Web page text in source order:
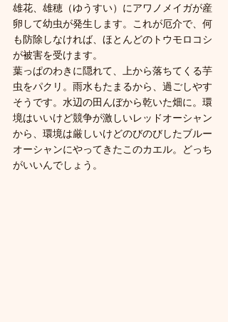
雄花、雄穂（ゆうすい）にアワノメイガが産
卵して幼虫が発生します。これが厄介で、何
も防除しなければ、ほとんどのトウモロコシ
が被害を受けます。
葉っぱのわきに隠れて、上から落ちてくる芋
虫をパクリ。雨水もたまるから、過ごしやす
そうです。水辺の田んぼから乾いた畑に。環
境はいいけど競争が激しいレッドオーシャン
から、環境は厳しいけどのびのびしたブルー
オーシャンにやってきたこのカエル。どっち
がいいんでしょう。